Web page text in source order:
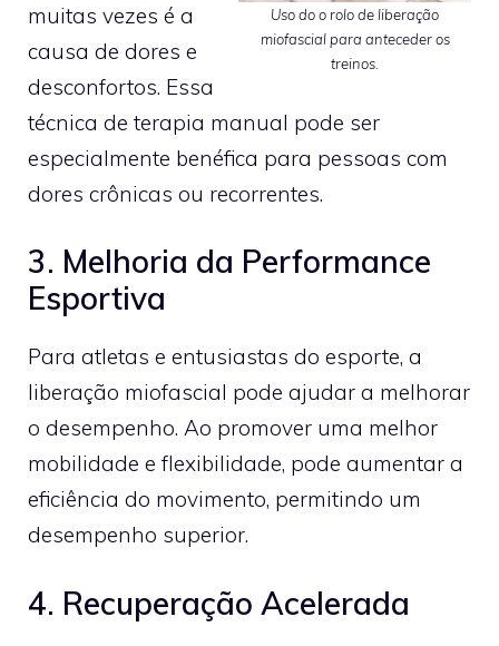
Uso do o rolo de liberação
miofascial para anteceder os
treinos.
muitas vezes é a
causa de dores e
desconfortos. Essa
técnica de terapia manual pode ser
especialmente benéfica para pessoas com
dores crônicas ou recorrentes.
3. Melhoria da Performance
Esportiva
Para atletas e entusiastas do esporte, a
liberação miofascial pode ajudar a melhorar
o desempenho. Ao promover uma melhor
mobilidade e flexibilidade, pode aumentar a
eficiência do movimento, permitindo um
desempenho superior.
4. Recuperação Acelerada